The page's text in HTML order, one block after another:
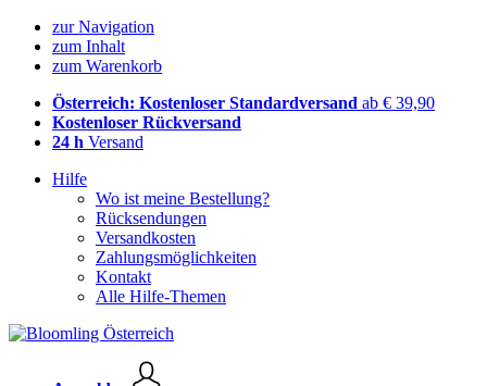
zur Navigation
zum Inhalt
zum Warenkorb
Österreich: Kostenloser Standardversand ab € 39,90
Kostenloser Rückversand
24 h Versand
Hilfe
Wo ist meine Bestellung?
Rücksendungen
Versandkosten
Zahlungsmöglichkeiten
Kontakt
Alle Hilfe-Themen